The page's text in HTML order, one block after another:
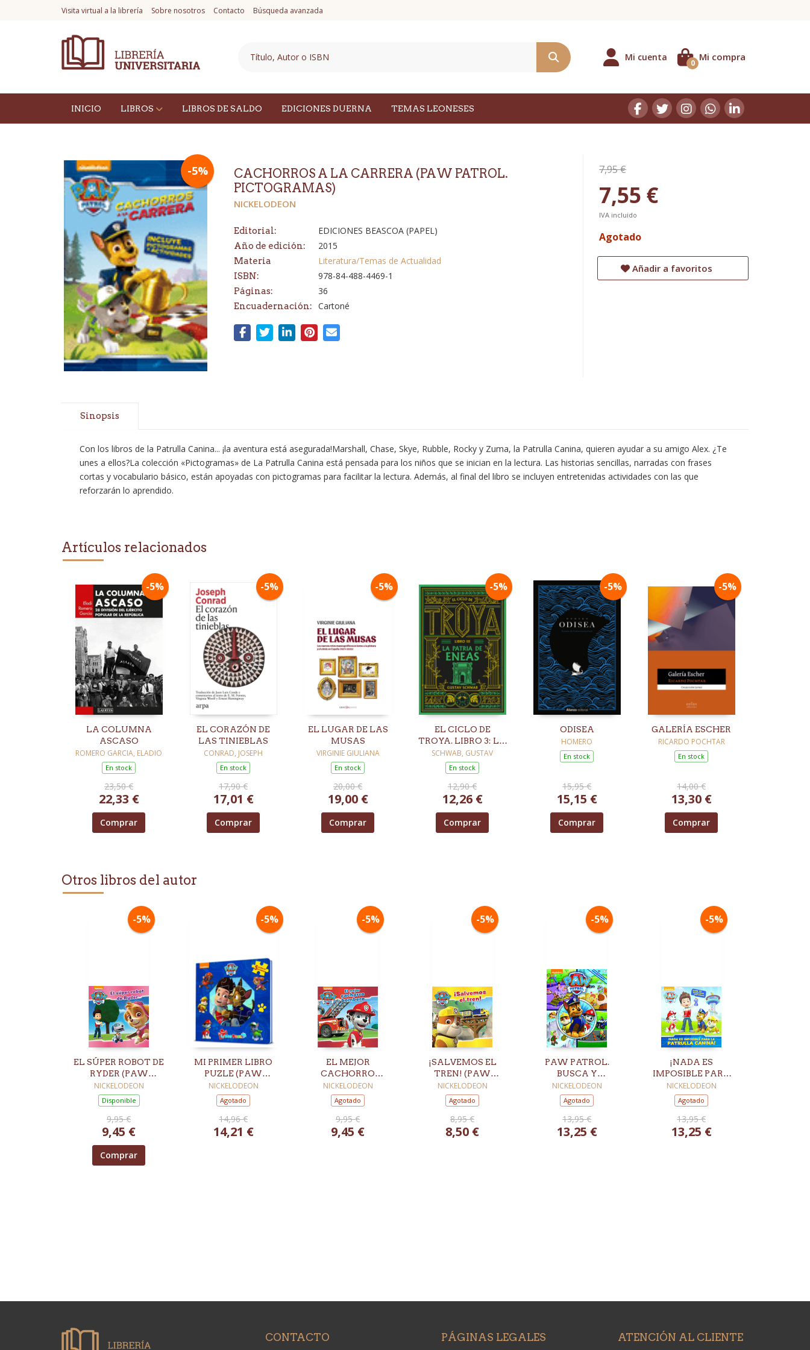
Visita virtual a la librería Sobre nosotros Contacto Búsqueda avanzada
Mi cuenta Mi compra
0
INICIO LIBROS LIBROS DE SALDO EDICIONES DUERNA TEMAS LEONESES
-5%
CACHORROS A LA CARRERA (PAW PATROL.
PICTOGRAMAS)
NICKELODEON
Editorial: EDICIONES BEASCOA (PAPEL)
Año de edición: 2015
Materia Literatura/Temas de Actualidad
ISBN: 978-84-488-4469-1
Páginas: 36
Encuadernación: Cartoné
7,95 €
7,55 €
IVA incluido
Agotado
Añadir a favoritos
Sinopsis
Con los libros de la Patrulla Canina... ¡la aventura está asegurada!Marshall, Chase, Skye, Rubble, Rocky y Zuma, la Patrulla Canina, quieren ayudar a su amigo Alex. ¿Te
unes a ellos?La colección «Pictogramas» de La Patrulla Canina está pensada para los niños que se inician en la lectura. Las historias sencillas, narradas con frases
cortas y vocabulario básico, están apoyadas con pictogramas para facilitar la lectura. Además, al final del libro se incluyen entretenidas actividades con las que
reforzarán lo aprendido.
Artículos relacionados
-5%
LA COLUMNA
ASCASO
ROMERO GARCIA, ELADIO
En stock
23,50 €
22,33 €
Comprar
-5%
EL CORAZÓN DE
LAS TINIEBLAS
CONRAD, JOSEPH
En stock
17,90 €
17,01 €
Comprar
-5%
EL LUGAR DE LAS
MUSAS
VIRGINIE GIULIANA
En stock
20,00 €
19,00 €
Comprar
-5%
EL CICLO DE
TROYA. LIBRO 3: LA
PATRIA DE ENEAS
SCHWAB, GUSTAV
En stock
12,90 €
12,26 €
Comprar
-5%
ODISEA
HOMERO
En stock
15,95 €
15,15 €
Comprar
-5%
GALERÍA ESCHER
RICARDO POCHTAR
En stock
14,00 €
13,30 €
Comprar
Otros libros del autor
-5%
EL SÚPER ROBOT DE
RYDER (PAW
PATROL. PRIMERAS
LECTURAS)
NICKELODEON
Disponible
9,95 €
9,45 €
Comprar
-5%
MI PRIMER LIBRO
PUZLE (PAW
PATROL. LIBRO
REGALO)
NICKELODEON
Agotado
14,96 €
14,21 €
-5%
EL MEJOR
CACHORRO
BOMBERO (PAW
PATROL. PRIMERAS
LECTURAS)
NICKELODEON
Agotado
9,95 €
9,45 €
-5%
¡SALVEMOS EL
TREN! (PAW
PATROL. PRIMERAS
LECTURAS)
NICKELODEON
Agotado
8,95 €
8,50 €
-5%
PAW PATROL.
BUSCA Y
ENCUENTRA
NICKELODEON
Agotado
13,95 €
13,25 €
-5%
¡NADA ES
IMPOSIBLE PARA
LA PATRULLA
CANINA! (PAW
PATROL.
RECOPILATORIO)
NICKELODEON
Agotado
13,95 €
13,25 €
CONTACTO PÁGINAS LEGALES ATENCIÓN AL CLIENTE